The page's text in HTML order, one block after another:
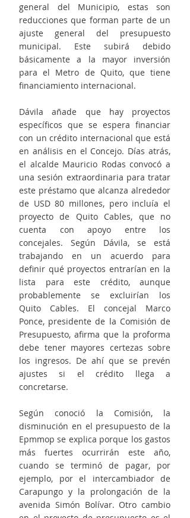
general del Municipio, estas son
reducciones que forman parte de un
ajuste general del presupuesto
municipal. Este subirá debido
básicamente a la mayor inversión
para el Metro de Quito, que tiene
financiamiento internacional.
Dávila añade que hay proyectos
específicos que se espera financiar
con un crédito internacional que está
en análisis en el Concejo. Días atrás,
el alcalde Mauricio Rodas convocó a
una sesión extraordinaria para tratar
este préstamo que alcanza alrededor
de USD 80 millones, pero incluía el
proyecto de Quito Cables, que no
cuenta con apoyo entre los
concejales. Según Dávila, se está
trabajando en un acuerdo para
definir qué proyectos entrarían en la
lista para este crédito, aunque
probablemente se excluirían los
Quito Cables. El concejal Marco
Ponce, presidente de la Comisión de
Presupuesto, afirma que la proforma
debe tener mayores certezas sobre
los ingresos. De ahí que se prevén
ajustes si el crédito llega a
concretarse.
Según conoció la Comisión, la
disminución en el presupuesto de la
Epmmop se explica porque los gastos
más fuertes ocurrirán este año,
cuando se terminó de pagar, por
ejemplo, por el intercambiador de
Carapungo y la prolongación de la
avenida Simón Bolívar. Otro cambio